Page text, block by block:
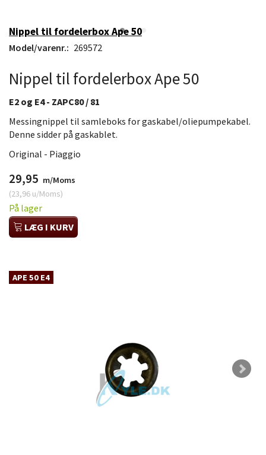
Nippel til fordelerbox Ape 50
Model/varenr.: 269572
Nippel til fordelerbox Ape 50
E2 og E4 - ZAPC80 / 81
Messingnippel til samleboks for gaskabel/oliepumpekabel.
Denne sidder på gaskablet.
Original - Piaggio
29,95 m/Moms
(23,96 u/Moms)
På lager
LÆG I KURV
APE 50 E4